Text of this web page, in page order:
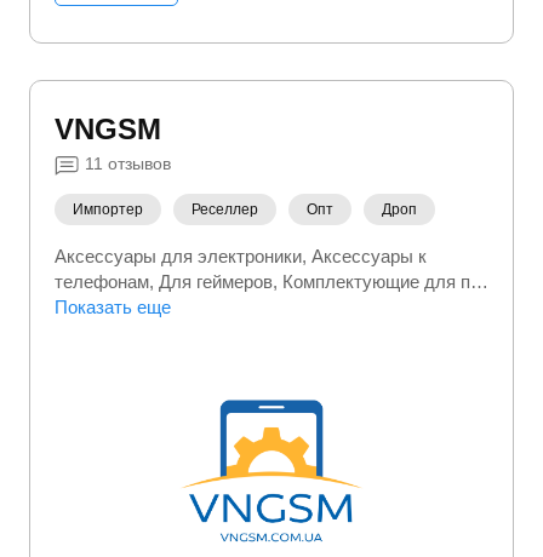
VNGSM
11 отзывов
Импортер Реселлер Опт Дроп
Аксессуары для электроники Аксессуары к
телефонам Для геймеров Комплектующие для пк
Компьютеры
Показать еще